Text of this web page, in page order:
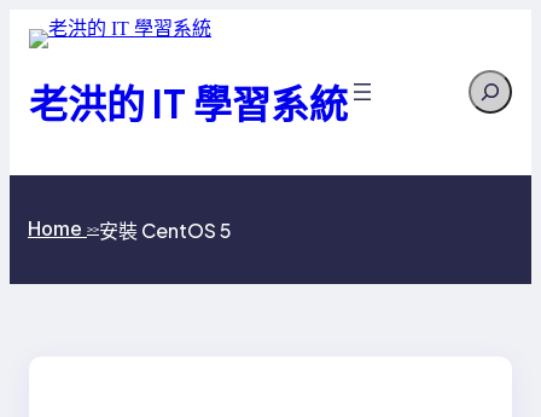
老洪的 IT 學習系統 Search
Home >>安裝 CentOS 5